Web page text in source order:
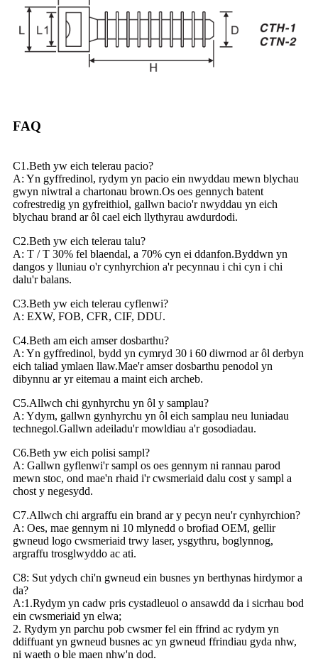
FAQ
C1.Beth yw eich telerau pacio?
A: Yn gyffredinol, rydym yn pacio ein nwyddau mewn blychau
gwyn niwtral a chartonau brown.Os oes gennych batent
cofrestredig yn gyfreithiol, gallwn bacio'r nwyddau yn eich
blychau brand ar ôl cael eich llythyrau awdurdodi.
C2.Beth yw eich telerau talu?
A: T / T 30% fel blaendal, a 70% cyn ei ddanfon.Byddwn yn
dangos y lluniau o'r cynhyrchion a'r pecynnau i chi cyn i chi
dalu'r balans.
C3.Beth yw eich telerau cyflenwi?
A: EXW, FOB, CFR, CIF, DDU.
C4.Beth am eich amser dosbarthu?
A: Yn gyffredinol, bydd yn cymryd 30 i 60 diwrnod ar ôl derbyn
eich taliad ymlaen llaw.Mae'r amser dosbarthu penodol yn
dibynnu ar yr eitemau a maint eich archeb.
C5.Allwch chi gynhyrchu yn ôl y samplau?
A: Ydym, gallwn gynhyrchu yn ôl eich samplau neu luniadau
technegol.Gallwn adeiladu'r mowldiau a'r gosodiadau.
C6.Beth yw eich polisi sampl?
A: Gallwn gyflenwi'r sampl os oes gennym ni rannau parod
mewn stoc, ond mae'n rhaid i'r cwsmeriaid dalu cost y sampl a
chost y negesydd.
C7.Allwch chi argraffu ein brand ar y pecyn neu'r cynhyrchion?
A: Oes, mae gennym ni 10 mlynedd o brofiad OEM, gellir
gwneud logo cwsmeriaid trwy laser, ysgythru, boglynnog,
argraffu trosglwyddo ac ati.
C8: Sut ydych chi'n gwneud ein busnes yn berthynas hirdymor a
da?
A:1.Rydym yn cadw pris cystadleuol o ansawdd da i sicrhau bod
ein cwsmeriaid yn elwa;
2. Rydym yn parchu pob cwsmer fel ein ffrind ac rydym yn
ddiffuant yn gwneud busnes ac yn gwneud ffrindiau gyda nhw,
ni waeth o ble maen nhw'n dod.